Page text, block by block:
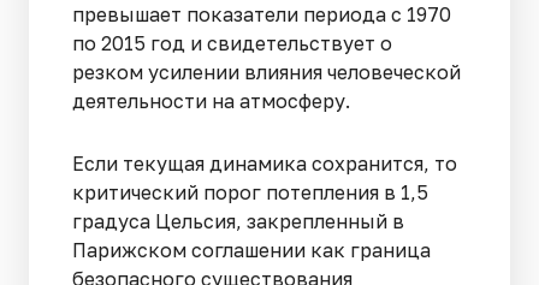
превышает показатели периода с 1970
по 2015 год и свидетельствует о
резком усилении влияния человеческой
деятельности на атмосферу.
Если текущая динамика сохранится, то
критический порог потепления в 1,5
градуса Цельсия, закрепленный в
Парижском соглашении как граница
безопасного существования